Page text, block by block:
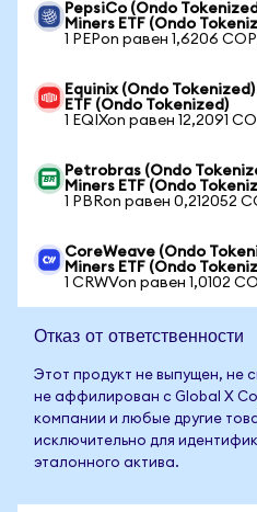
PepsiCo (Ondo
Miners ETF (Ondo
1 PEPon равен 1,6206
Equinix (Ondo
ETF (Ondo Tokenized)
1 EQIXon равен 12,2091
Petrobras (Ondo
Miners ETF (Ondo
1 PBRon равен 0,212052
CoreWeave (Ondo
Miners ETF (Ondo
1 CRWVon равен 1,0102
Отказ от ответственности
Этот продукт не выпущен, не
не аффилирован с Global X
компании и любые другие
исключительно для
эталонного актива.